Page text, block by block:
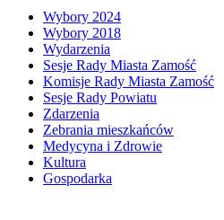
Wybory 2024
Wybory 2018
Wydarzenia
Sesje Rady Miasta Zamość
Komisje Rady Miasta Zamość
Sesje Rady Powiatu
Zdarzenia
Zebrania mieszkańców
Medycyna i Zdrowie
Kultura
Gospodarka